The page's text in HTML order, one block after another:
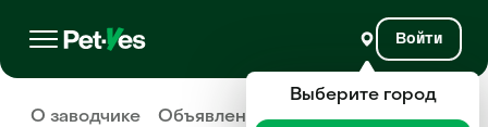
Войти
О заводчике Объявления Отзывы
Выберите город